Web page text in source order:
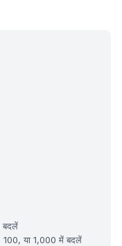
बदलें
या 1,000 में बदलें